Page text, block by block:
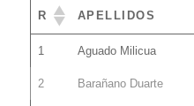
R APELLIDOS
1 Aguado Milicua
2 Barañano Duarte